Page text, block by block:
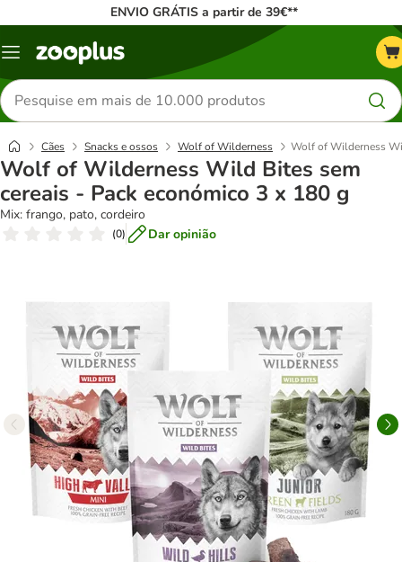
ENVIO GRÁTIS a partir de 39€**
Menu
Pesquisar
produtos
Cães Snacks e ossos Wolf of Wilderness Wolf of Wilderness
Wolf of Wilderness Wild Bites sem
cereais - Pack económico 3 x 180 g
Mix: frango, pato, cordeiro
(0) Dar opinião